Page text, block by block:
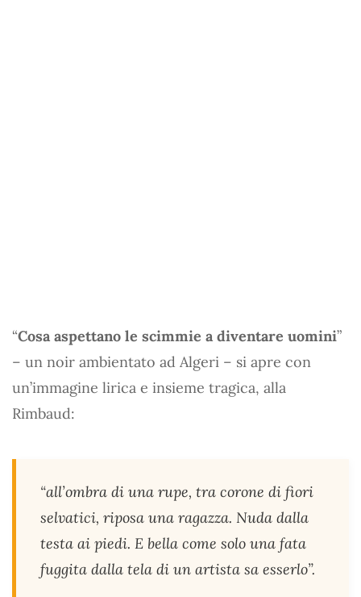
“Cosa aspettano le scimmie a diventare uomini”
– un noir ambientato ad Algeri – si apre con
un’immagine lirica e insieme tragica, alla
Rimbaud:
“all’ombra di una rupe, tra corone di fiori
selvatici, riposa una ragazza. Nuda dalla
testa ai piedi. E bella come solo una fata
fuggita dalla tela di un artista sa esserlo”.